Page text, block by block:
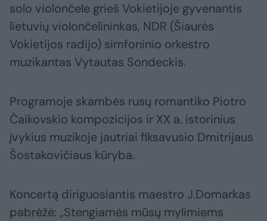
solo violončele grieš Vokietijoje gyvenantis
lietuvių violončelininkas, NDR (Šiaurės
Vokietijos radijo) simfoninio orkestro
muzikantas Vytautas Sondeckis.
Programoje skambės rusų romantiko Piotro
Čaikovskio kompozicijos ir XX a. istorinius
įvykius muzikoje jautriai fiksavusio Dmitrijaus
Šostakovičiaus kūryba.
Koncertą diriguosiantis maestro J.Domarkas
pabrėžė: „Stengiamės mūsų mylimiems